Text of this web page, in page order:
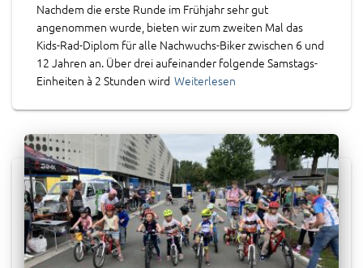
Nachdem die erste Runde im Frühjahr sehr gut
angenommen wurde, bieten wir zum zweiten Mal das
Kids-Rad-Diplom für alle Nachwuchs-Biker zwischen 6 und
12 Jahren an. Über drei aufeinander folgende Samstags-
Einheiten à 2 Stunden wird Weiterlesen